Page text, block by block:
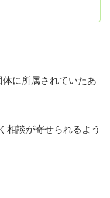
に所属されていたあ
相談が寄せられるよう